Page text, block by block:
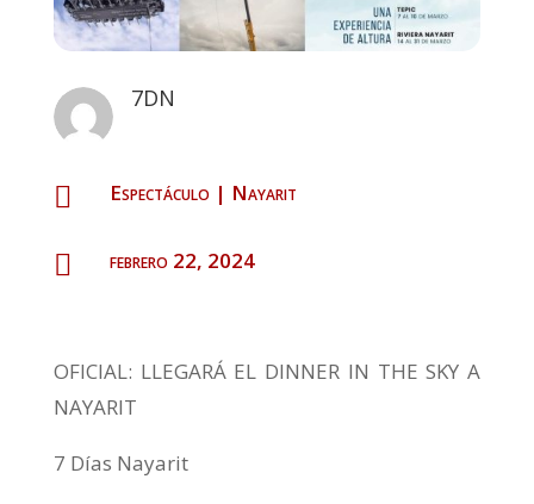
7DN
 Espectáculo | Nayarit
 febrero 22, 2024
OFICIAL: LLEGARÁ EL DINNER IN THE SKY A
NAYARIT
7 Días Nayarit